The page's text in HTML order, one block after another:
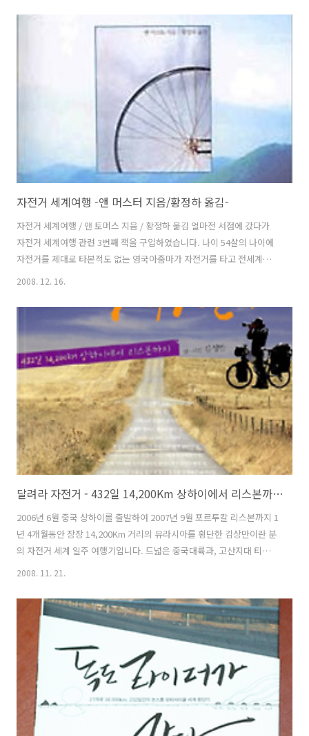
일이 생기게 된 계기와 역사에 대해서도 소상하게 적었다. 자전거 여행을
함으로써 여타 여행에서는 얻을 수 없는 것에 대해서도 책에서 이야기 하
오염물질도 내뿜지 않으며 길위에 있는 모든 것 들과 함께하며 호흡할 수
있다. 누군가 자전거는 교통수단이 될 수 없다고 했지만 현대인의 필수품
자전거 세계여행 -앤 머스터 지음/황정하 옮김-
자전거 세계여행 / 앤 토머스 지음 / 황정하 옮김 얼마전 서점에 갔다가
자전거 세계여행 관련 3번째 책을 구입하였습니다. 나이 54살의 나이에
자전거를 제대로 타본적도 없는 영국아줌마가 자전거를 타고 전세계를
여행한다는 내용의 여행기입니다. 인도에 우연히 갔다가 자전거를 타고
일의 대장정을 하게 되었습니다. 아줌마의 여행경로는 아줌마가 사는 영
국을 출발하여 프랑스 -> 이탈리아 -> 그리스 -> 터키 -> 파키스탄 -> 인
도 -> 태국 -> 말레이시아 -> 싱가포르 -> 미국을 횡단하고 다시 영국으
로 돌아왔습니다. 여행을 하기 위해 2년동안 자전거 연습을 하며 체력을
길렀고 각종 여행에 필요한 물품을 준비했습니다. 또 자전거로..
2008. 12. 16.
달려라 자전거 - 432일 14,200Km 상하이에서 리스본까지 -
2006년 6월 중국 상하이를 출발하여 2007년 9월 포르투칼 리스본까지 1
년 4개월동안 장장 14,200Km 거리의 유라시아를 횡단한 김상만이란 분
의 자전거 세계 일주 여행기입니다. 드넓은 중국대륙과, 고산지대 티벳과
네필, 위험천만했던 파키스탄과 이란의 사막을 지나 유럽과 아시아의 경
칼등 여러 유럽나라등을 거치면서 만났던 사람들, 생사를 넘나드는 위험
천만한 순간들, 위대한 자연의 절경, 유럽과 아시아의 고대건물과 사원,
성곽등에 대한 수 많은 이야기들과 사진들을 한 권의 책으로 담아냈습니
다. 책을 읽고 있노라면 마치 저자와 함계 여행하고 있는 착각을 불러일
으킬 정도의 여행지에서 있었던 경험과 일들을 섬세하게 다루고 있습니
다. ..
2008. 11. 21.